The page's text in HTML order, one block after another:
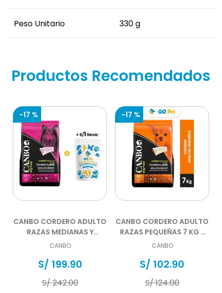
Peso Unitario 330 g
Productos Recomendados
-17 %
CANBO CORDERO ADULTO
RAZAS MEDIANAS Y
GRANDES 15 KG
CANBO
S/ 199.90
S/242.00
-17 %
CANBO CORDERO ADULTO
RAZAS PEQUEÑAS 7 KG -
DISPONIBLE DESDE EL
CANBO
S/ 102.90
S/124.00